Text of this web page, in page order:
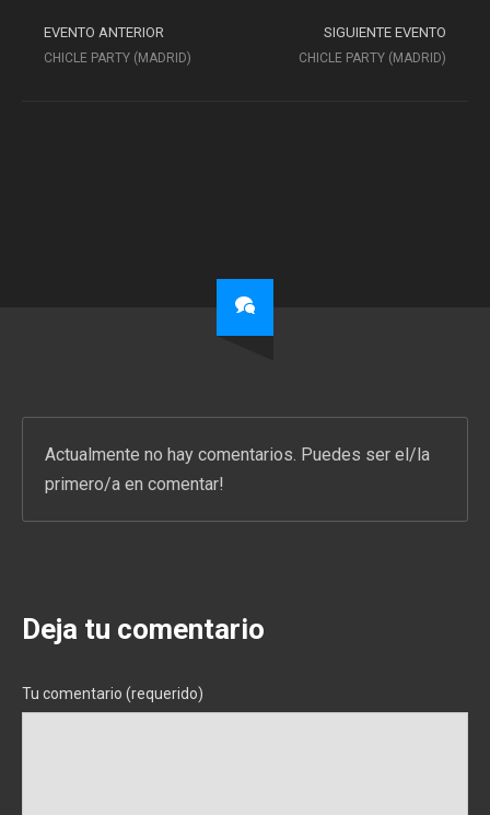
EVENTO ANTERIOR
CHICLE PARTY (MADRID)
SIGUIENTE EVENTO
CHICLE PARTY (MADRID)
Actualmente no hay comentarios. Puedes ser el/la
primero/a en comentar!
Deja tu comentario
Tu comentario (requerido)